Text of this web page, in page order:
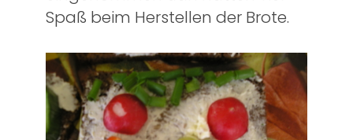
Spaß beim Herstellen der Brote.